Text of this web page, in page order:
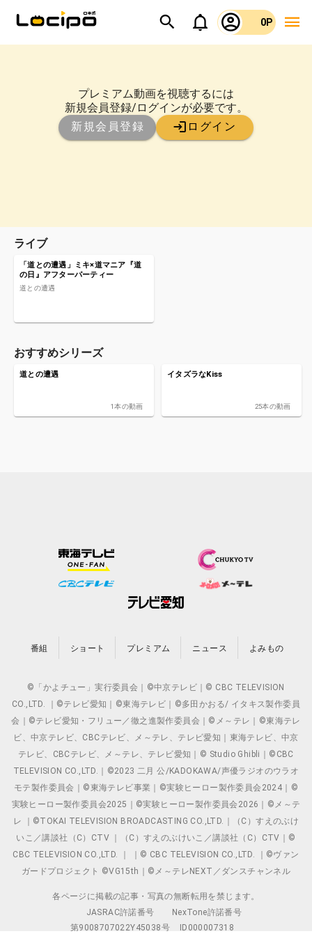
0P
プレミアム動画を視聴するには
新規会員登録/ログインが必要です。
新規会員登録
ログイン
ライブ
¥2400
「道との遭遇」ミキ×道マニア『道
の日』アフターパーティー
道との遭遇
おすすめシリーズ
道との遭遇
1本の動画
イタズラなKiss
25本の動画
番組 ショート プレミアム ニュース よみもの
©「かよチュー」実行委員会｜©中京テレビ｜© CBC TELEVISION
CO.,LTD. ｜©テレビ愛知｜©東海テレビ｜©多田かおる/ イタキス製作委員
会｜©テレビ愛知・フリュー／徹之進製作委員会｜©メ～テレ｜©東海テレ
ビ、中京テレビ、CBCテレビ、メ～テレ、テレビ愛知｜東海テレビ、中京
テレビ、CBCテレビ、メ～テレ、テレビ愛知｜© Studio Ghibli｜©CBC
TELEVISION CO.,LTD.｜©2023 二月 公/KADOKAWA/声優ラジオのウラオ
モテ製作委員会｜©東海テレビ事業｜©実験ヒーロー製作委員会2024｜©
実験ヒーロー製作委員会2025｜©実験ヒーロー製作委員会2026｜©メ～テ
レ ｜©TOKAI TELEVISION BROADCASTING CO.,LTD.｜（C）すえのぶけ
いこ／講談社（C）CTV ｜（C）すえのぶけいこ／講談社（C）CTV｜©
CBC TELEVISION CO.,LTD. ｜ ｜© CBC TELEVISION CO.,LTD. ｜©ヴァン
ガードプロジェクト ©VG15th｜©メ～テレNEXT／ダンスチャンネル
各ページに掲載の記事・写真の無断転用を禁じます。
JASRAC許諾番号
NexTone許諾番号
第9008707022Y45038号
ID000007318